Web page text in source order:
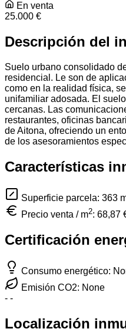
En venta
25.000 €
Descripción del
Suelo urbano consolidado
residencial. Le son de
como en la realidad física,
unifamiliar adosada. El
cercanas. Las
restaurantes, oficinas
de Aitona, ofreciendo un
de los asesoramientos
Características
Superficie parcela: 363
Precio venta / m2: 68,87
Certificación
Consumo energético:
Emisión CO2: None
- -
Localización